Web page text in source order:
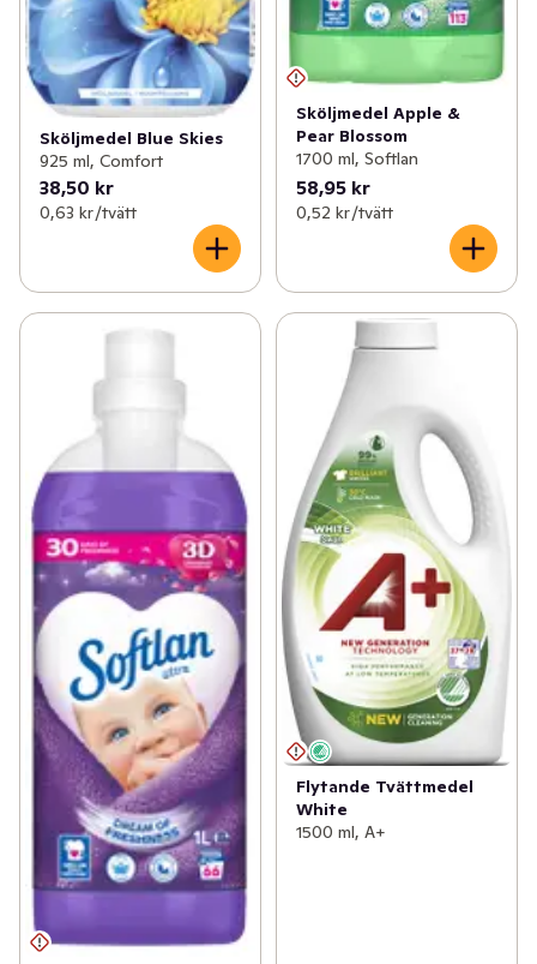
Sköljmedel Blue Skies
925 ml, Comfort
38,50 kr
0,63 kr /tvätt
Sköljmedel Apple &
Pear Blossom
1700 ml, Softlan
58,95 kr
0,52 kr /tvätt
Flytande Tvättmedel
White
1500 ml, A+